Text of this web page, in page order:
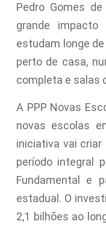
Pedro Gomes
grande
estudam longe
perto de casa,
completa e salas
A PPP Novas
novas escolas
iniciativa vai
período integral
Fundamental e
estadual. O
2,1 bilhões ao